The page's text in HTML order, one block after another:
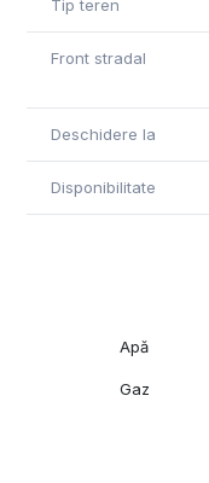
Tip teren
Front stradal
Deschidere la
Disponibilitate
Apă
Gaz